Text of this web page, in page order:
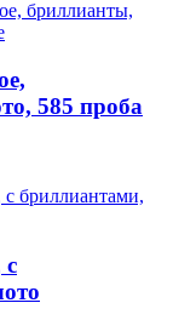
585 проба